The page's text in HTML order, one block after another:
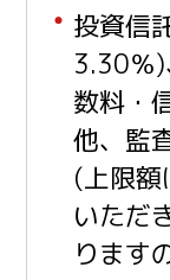
投資信
3.30％
数料・
他、監
(上限
いただ
ります